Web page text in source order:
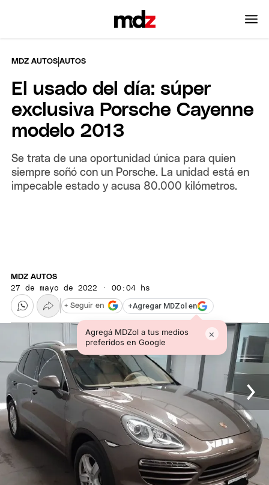
MDZ AUTOS |AUTOS
El usado del día: súper
exclusiva Porsche Cayenne
modelo 2013
Se trata de una oportunidad única para quien
siempre soñó con un Porsche. La unidad está en
impecable estado y acusa 80.000 kilómetros.
MDZ AUTOS
27 de mayo de 2022 · 00:04 hs
+Agregar MDZol en
Agregá MDZol a tus medios
preferidos en Google
×
+ Seguir en